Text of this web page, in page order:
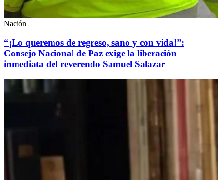
Nación
“¡Lo queremos de regreso, sano y con vida!”:
Consejo Nacional de Paz exige la liberación
inmediata del reverendo Samuel Salazar